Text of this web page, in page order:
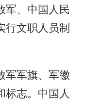
、中国人民
行文职人员制
军旗、军徽
标志。中国人